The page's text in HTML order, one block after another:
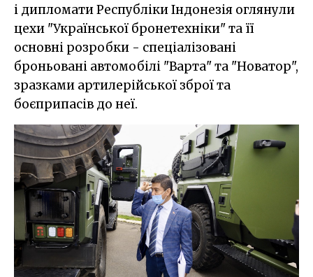
і дипломати Республіки Індонезія оглянули
цехи "Української бронетехніки" та її
основні розробки - спеціалізовані
броньовані автомобілі "Варта" та "Новатор",
зразками артилерійської зброї та
боєприпасів до неї.